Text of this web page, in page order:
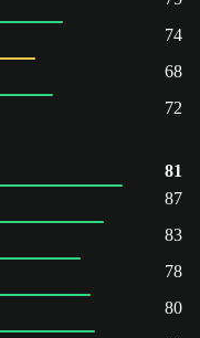
74
68
72
81
87
83
78
80